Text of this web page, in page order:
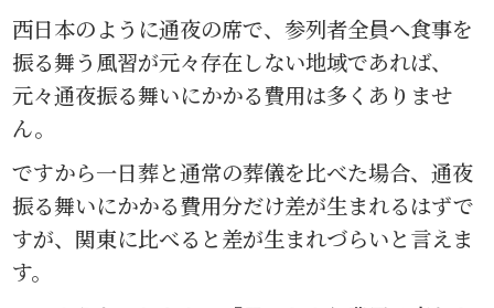
西日本のように通夜の席で、参列者全員へ食事を
振る舞う風習が元々存在しない地域であれば、
元々通夜振る舞いにかかる費用は多くありませ
ん。
ですから一日葬と通常の葬儀を比べた場合、通夜
振る舞いにかかる費用分だけ差が生まれるはずで
すが、関東に比べると差が生まれづらいと言えま
す。